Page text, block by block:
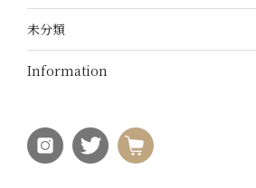
未分類
Information